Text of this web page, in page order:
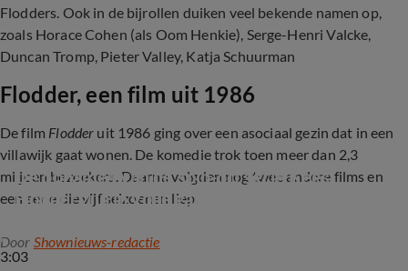
Flodders. Ook in de bijrollen duiken veel bekende namen op,
zoals Horace Cohen (als Oom Henkie), Serge-Henri Valcke,
Duncan Tromp, Pieter Valley, Katja Schuurman
Flodder, een film uit 1986
De film Flodder uit 1986 ging over een asociaal gezin dat in een
villawijk gaat wonen. De komedie trok toen meer dan 2,3
miljoen bezoekers. Daarna volgden nog twee andere films en
een serie die vijf seizoenen liep.
3:03
De opnames van de spin-off serie Kees
Flodder zijn in volle gang
Door Shownieuws-redactie